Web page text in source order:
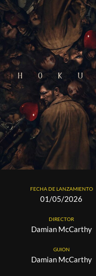
FECHA DE LANZAMIENTO
01/05/2026
DIRECTOR
Damian McCarthy
GUION
Damian McCarthy